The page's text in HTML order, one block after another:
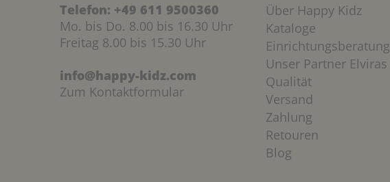
Telefon: +49 611 9500360
Mo. bis Do. 8.00 bis 16.30 Uhr
Freitag 8.00 bis 15.30 Uhr
info@happy-kidz.com
Zum Kontaktformular
Über Happy Kidz
Kataloge
Einrichtungsberatung
Unser Partner Elviras
Qualität
Versand
Zahlung
Retouren
Blog